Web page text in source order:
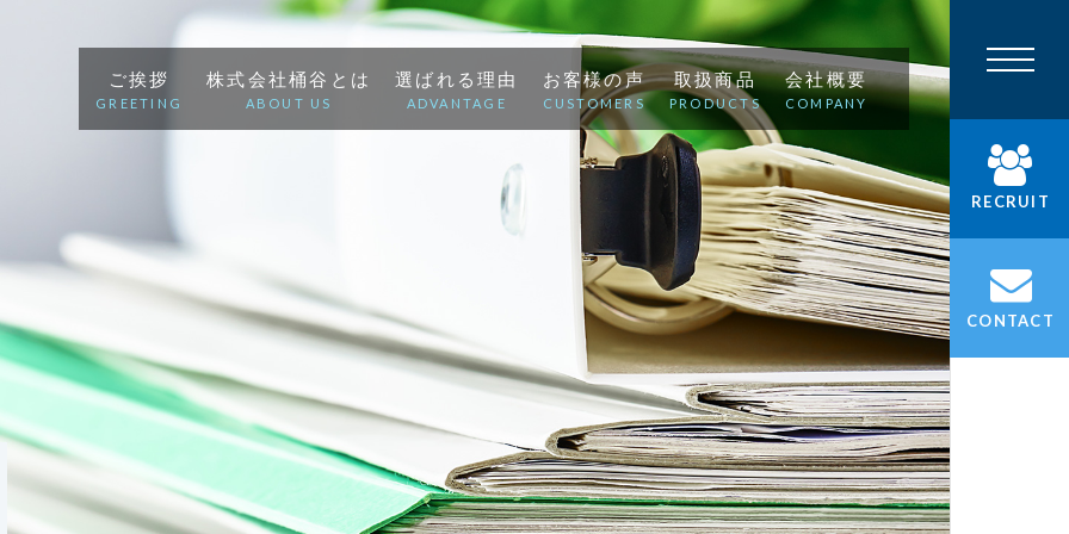
ご挨拶
GREETING
株式会社桶谷とは
ABOUT US
選ばれる理由
ADVANTAGE
お客様の声
CUSTOMERS
取扱商品
PRODUCTS
会社概要
COMPANY
RECRUIT
CONTACT